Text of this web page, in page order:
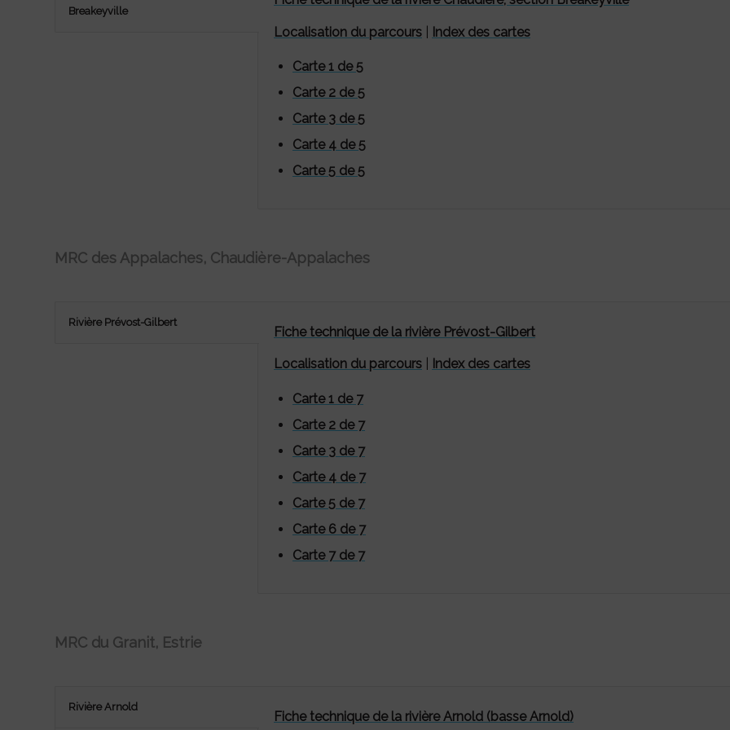
Breakeyville
Localisation du parcours| Index des cartes
Carte 1 de 5
Carte 2 de 5
Carte 3 de 5
Carte 4 de 5
Carte 5 de 5
MRC des Appalaches, Chaudière-Appalaches
Rivière Prévost-Gilbert
Fiche technique de la rivière Prévost-Gilbert
Localisation du parcours| Index des cartes
Carte 1 de 7
Carte 2 de 7
Carte 3 de 7
Carte 4 de 7
Carte 5 de 7
Carte 6 de 7
Carte 7 de 7
MRC du Granit, Estrie
Rivière Arnold
Fiche technique de la rivière Arnold (basse Arnold)